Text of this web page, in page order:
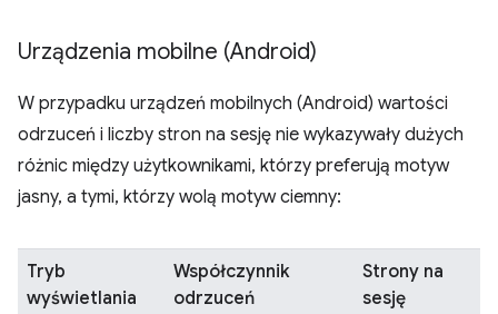
Urządzenia mobilne (Android)
W przypadku urządzeń mobilnych (Android) wartości
odrzuceń i liczby stron na sesję nie wykazywały dużych
różnic między użytkownikami, którzy preferują motyw
jasny, a tymi, którzy wolą motyw ciemny:
Tryb
wyświetlania
Współczynnik
odrzuceń
Strony na
sesję